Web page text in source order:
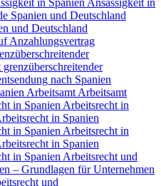
in SpanienAnsässigkeit in
Spanien und Deutschland
und Deutschland
Anzahlungsvertrag
nach Spanien
ArbeitsamtArbeitsamt
in SpanienArbeitsrecht in
in Spanien
in SpanienArbeitsrecht in
in Spanien
in SpanienArbeitsrecht und
– Grundlagen für Unternehmen
und